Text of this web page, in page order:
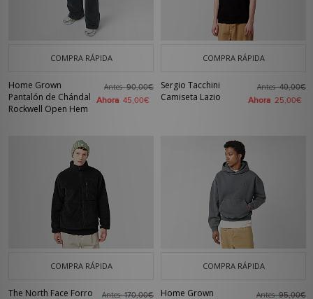
COMPRA RÁPIDA
Home Grown
Pantalón de Chándal
Rockwell Open Hem
Antes90,00€
Ahora 45,00€
COMPRA RÁPIDA
Sergio Tacchini
Camiseta Lazio
Antes40,00€
Ahora 25,00€
COMPRA RÁPIDA
The North Face Forro
Antes170,00€
COMPRA RÁPIDA
Home Grown
Antes95,00€